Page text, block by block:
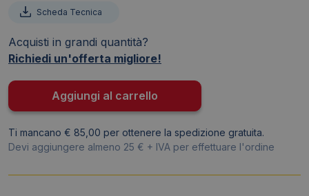
con
a
6
velocità
3
in
Scheda Tecnica
Acquisti in grandi quantità?
Richiedi un'offerta migliore!
Aggiungi al carrello
Ti mancano € 85,00 per ottenere la spedizione gratuita.
Devi aggiungere almeno 25 € + IVA per effettuare l'ordine